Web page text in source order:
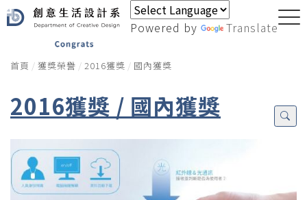
Powered by Translate
首頁 獲獎榮譽 2016獲獎 國內獲獎
2016獲獎 / 國內獲獎